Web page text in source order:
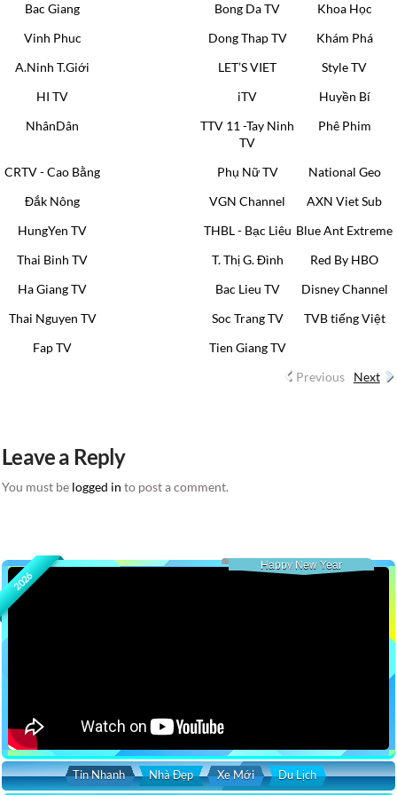
Bac Giang Bong Da TV
Khoa Học
Vinh Phuc
Dong Thap TV
Khám Phá
A.Ninh T.Giới
LET’S VIET
Style TV
HI TV
iTV
Huyền Bí
NhânDân
TTV 11 -Tay Ninh
TV
Phê Phim
CRTV - Cao Bằng Phụ Nữ TV
National Geo
Đắk Nông
VGN Channel
AXN Viet Sub
HungYen TV
THBL - Bạc Liêu Blue Ant Extreme
Thai Binh TV
T. Thị G. Đình
Red By HBO
Ha Giang TV
Bac Lieu TV
Disney Channel
Thai Nguyen TV
Soc Trang TV
TVB tiếng Việt
Fap TV
Tien Giang TV
Previous
Next
Leave a Reply
You must be logged in to post a comment.
2026
Happy New Year
Tin Nhanh Nhà Đẹp Xe Mới Du Lịch